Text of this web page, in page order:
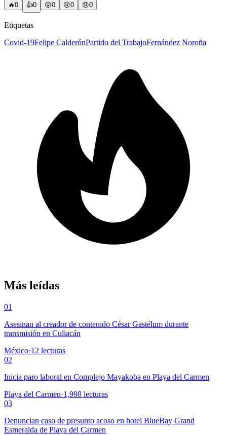
🔥0 👍0 😲0 😢0 😠0
Etiquetas
Covid-19Felipe CalderónPartido del TrabajoFernández Noroña
Más leídas
01
Asesinan al creador de contenido César Gastélum durante
transmisión en Culiacán
México·12 lecturas
02
Inicia paro laboral en Complejo Mayakoba en Playa del Carmen
Playa del Carmen·1,998 lecturas
03
Denuncian caso de presunto acoso en hotel BlueBay Grand
Esmeralda de Playa del Carmen